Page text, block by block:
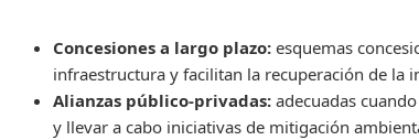
Concesiones a largo plazo: esquemas
infraestructura y facilitan la recuperación de la
Alianzas público-privadas: adecuadas
y llevar a cabo iniciativas de mitigación